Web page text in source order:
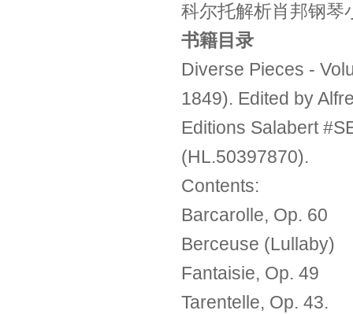
科尔托解析肖邦钢琴
书籍目录
Diverse Pieces -
1849). Edited by
Editions Salabert
(HL.50397870).
Contents:
Barcarolle, Op. 60
Berceuse (Lullaby)
Fantaisie, Op. 49
Tarentelle, Op. 43.